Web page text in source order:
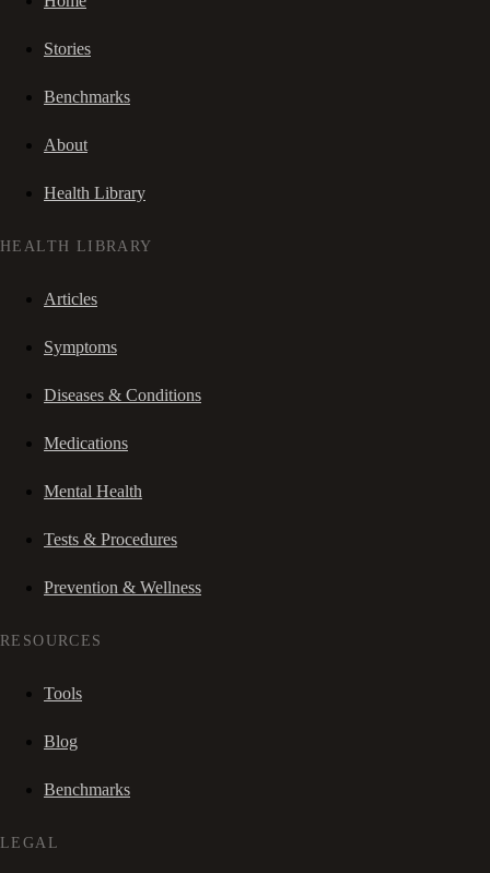
Stories
Benchmarks
About
Health Library
HEALTH LIBRARY
Articles
Symptoms
Diseases & Conditions
Medications
Mental Health
Tests & Procedures
Prevention & Wellness
RESOURCES
Tools
Blog
Benchmarks
LEGAL